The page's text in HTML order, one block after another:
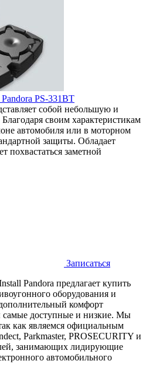
PS-331BT
собой небольшую и
своим характеристикам
автомобиля или в моторном
защиты. Обладает
похвастаться заметной
Записаться
Pandora предлагает купить
оборудования и
комфорт
самые доступные и низкие. Мы
как являемся официальным
Parkmaster, PROSECURITY и
занимающих лидирующие
автомобильного